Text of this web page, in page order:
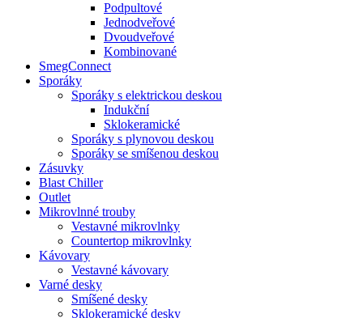
Podpultové
Jednodveřové
Dvoudveřové
Kombinované
SmegConnect
Sporáky
Sporáky s elektrickou deskou
Indukční
Sklokeramické
Sporáky s plynovou deskou
Sporáky se smíšenou deskou
Zásuvky
Blast Chiller
Outlet
Mikrovlnné trouby
Vestavné mikrovlnky
Countertop mikrovlnky
Kávovary
Vestavné kávovary
Varné desky
Smíšené desky
Sklokeramické desky